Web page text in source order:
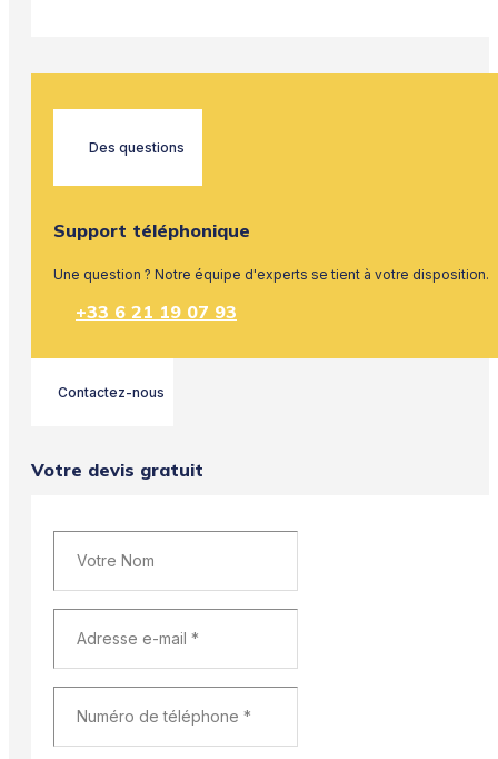
Des questions
Support téléphonique
Une question ? Notre équipe d'experts se tient à votre disposition.
+33 6 21 19 07 93
Contactez-nous
Votre devis gratuit